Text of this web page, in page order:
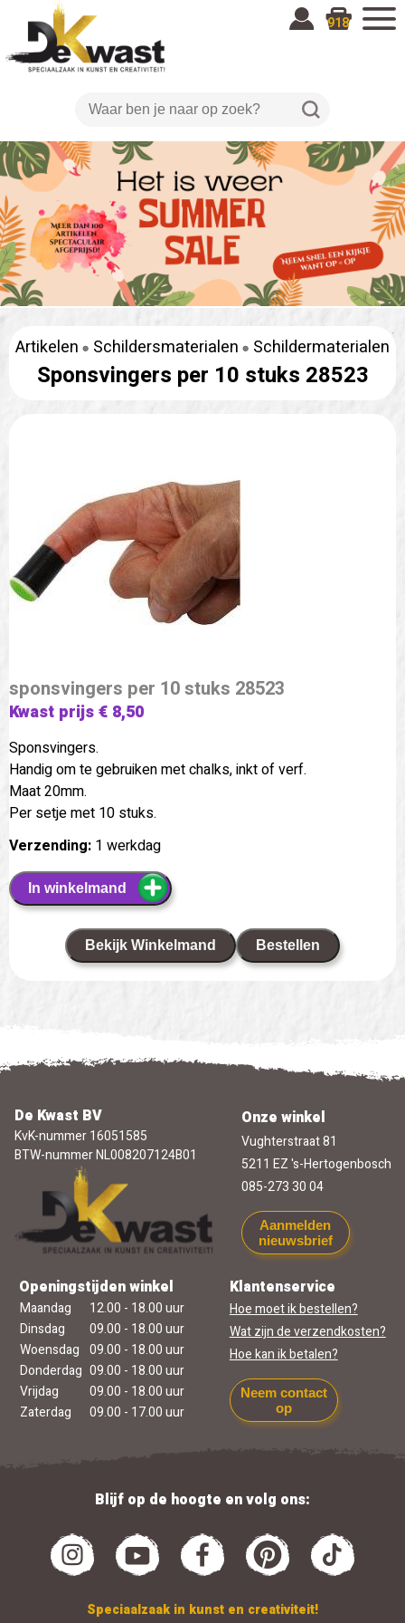
918
Artikelen Schildersmaterialen Schildermaterialen
Sponsvingers per 10 stuks 28523
sponsvingers per 10 stuks 28523
Kwast prijs € 8,50
Sponsvingers.
Handig om te gebruiken met chalks, inkt of verf.
Maat 20mm.
Per setje met 10 stuks.
Verzending: 1 werkdag
In winkelmand
Bekijk Winkelmand Bestellen
De Kwast BV
KvK-nummer 16051585
BTW-nummer NL008207124B01
Onze winkel
Vughterstraat 81
5211 EZ 's-Hertogenbosch
085-273 30 04
Aanmelden
nieuwsbrief
Openingstijden winkel
Maandag
12.00 - 18.00 uur
Dinsdag
09.00 - 18.00 uur
Woensdag 09.00 - 18.00 uur
Donderdag 09.00 - 18.00 uur
Vrijdag
09.00 - 18.00 uur
Zaterdag
09.00 - 17.00 uur
Klantenservice
Hoe moet ik bestellen?
Wat zijn de verzendkosten?
Hoe kan ik betalen?
Neem contact
op
Blijf op de hoogte en volg ons:
Speciaalzaak in kunst en creativiteit!